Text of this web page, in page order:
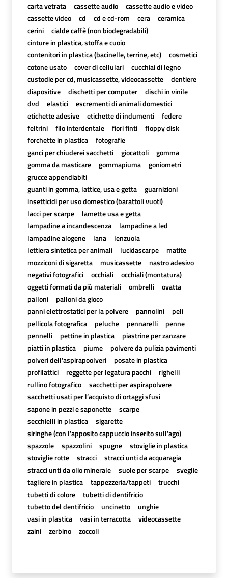
carta vetrata
cassette audio
cassette audio e video
cassette video
cd cd e cd-rom cera
ceramica
cerini
cialde caffè (non biodegradabili)
cinture in plastica, stoffa e cuoio
contenitori in plastica (bacinelle, terrine, etc)
cosmetici
cotone usato
cover di cellulari
cucchiai di legno
custodie per cd, musicassette, videocassette
dentiere
diapositive
dischetti per computer
dischi in vinile
dvd
elastici
escrementi di animali domestici
etichette adesive
etichette di indumenti
federe
feltrini
filo interdentale fiori finti
floppy disk
forchette in plastica
fotografie
ganci per chiuderei sacchetti
giocattoli
gomma
gomma da masticare
gommapiuma
goniometri
grucce appendiabiti
guanti in gomma, lattice, usa e getta
guarnizioni
insetticidi per uso domestico (barattoli vuoti)
lacci per scarpe
lamette usa e getta
lampadine a incandescenza
lampadine a led
lampadine alogene
lana
lenzuola
lettiera sintetica per animali
lucidascarpe
matite
mozziconi di sigaretta
musicassette
nastro adesivo
negativi fotografici
occhiali
occhiali (montatura)
oggetti formati da più materiali
ombrelli
ovatta
palloni
palloni da gioco
panni elettrostatici per la polvere
pannolini
peli
pellicola fotografica
peluche pennarelli
penne
pennelli
pettine in plastica
piastrine per zanzare
piatti in plastica
piume
polvere da pulizia pavimenti
polveri dell'aspirapoolveri
posate in plastica
profilattici
reggette per legatura pacchi
righelli
rullino fotografico
sacchetti per aspirapolvere
sacchetti usati per l’acquisto di ortaggi sfusi
sapone in pezzi e saponette
scarpe
secchielli in plastica
sigarette
siringhe (con l'apposito cappuccio inserito sull'ago)
spazzole
spazzolini spugne
stoviglie in plastica
stoviglie rotte
stracci
stracci unti da acquaragia
stracci unti da olio minerale
suole per scarpe
sveglie
tagliere in plastica
tappezzeria/tappeti
trucchi
tubetti di colore
tubetti di dentifricio
tubetto del dentifricio
uncinetto
unghie
vasi in plastica
vasi in terracotta
videocassette
zaini
zerbino zoccoli